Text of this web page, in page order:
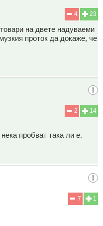
23
4
на двете надуваеми
проток да докаже, че
14
2
пробват така ли е.
1
7